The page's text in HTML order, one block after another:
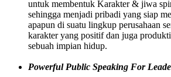
untuk membentuk Karakter & jiwa
sehingga menjadi pribadi yang siap
apapun di suatu lingkup perusahaan
karakter yang positif dan juga
sebuah impian hidup.
Powerful Public Speaking For